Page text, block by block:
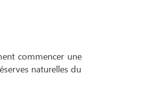
commencer une
naturelles du